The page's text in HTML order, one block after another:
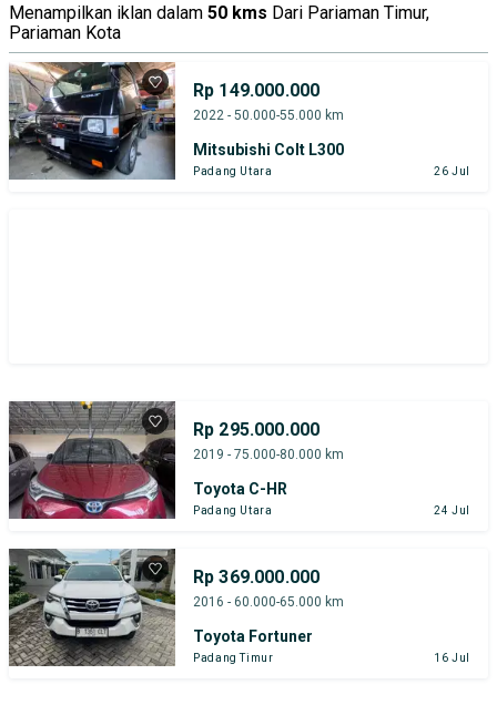
Menampilkan iklan dalam 50 kms Dari Pariaman Timur,
Pariaman Kota
Rp 149.000.000
2022 - 50.000-55.000 km
Mitsubishi Colt L300
Padang Utara 26 Jul
Rp 295.000.000
2019 - 75.000-80.000 km
Toyota C-HR
Padang Utara 24 Jul
Rp 369.000.000
2016 - 60.000-65.000 km
Toyota Fortuner
Padang Timur 16 Jul